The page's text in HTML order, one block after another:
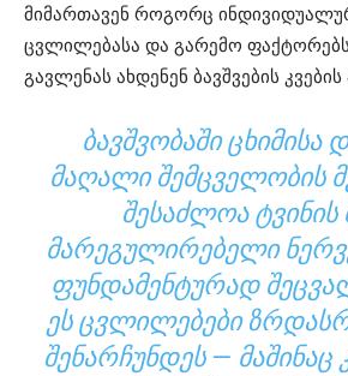
მიმართავენ როგორც
ცვლილებასა და გარემო
გავლენას ახდენენ ბავშვების კვების
ᲑᲐᲕᲨᲕᲝᲑᲐᲨᲘ ᲪᲮᲘᲛᲘᲡᲐ
ᲛᲐᲦᲐᲚᲘ ᲨᲔᲛᲪᲕᲔᲚᲝᲑᲘᲡ
ᲨᲔᲡᲐᲫᲚᲝᲐ ᲢᲕᲘᲜᲘᲡ
ᲛᲐᲠᲔᲒᲣᲚᲘᲠᲔᲑᲔᲚᲘ
ᲤᲣᲜᲓᲐᲛᲔᲜᲢᲣᲠᲐᲓ
ᲔᲡ ᲪᲕᲚᲘᲚᲔᲑᲔᲑᲘ
ᲨᲔᲜᲐᲠᲩᲣᲜᲓᲔᲡ —